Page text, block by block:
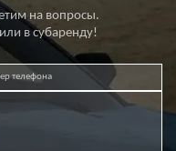
на вопросы.
в субаренду!